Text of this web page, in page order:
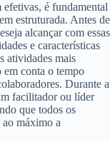
é fundamental
estruturada. Antes de
alcançar com essas
e características
atividades mais
em conta o tempo
Durante a
facilitador ou líder
que todos os
ao máximo a